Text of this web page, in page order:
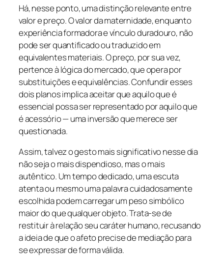
Há, nesse ponto, uma distinção relevante entre
valor e preço. O valor da maternidade, enquanto
experiência formadora e vínculo duradouro, não
pode ser quantificado ou traduzido em
equivalentes materiais. O preço, por sua vez,
pertence à lógica do mercado, que opera por
substituições e equivalências. Confundir esses
dois planos implica aceitar que aquilo que é
essencial possa ser representado por aquilo que
é acessório — uma inversão que merece ser
questionada.
Assim, talvez o gesto mais significativo nesse dia
não seja o mais dispendioso, mas o mais
autêntico. Um tempo dedicado, uma escuta
atenta ou mesmo uma palavra cuidadosamente
escolhida podem carregar um peso simbólico
maior do que qualquer objeto. Trata-se de
restituir à relação seu caráter humano, recusando
a ideia de que o afeto precise de mediação para
se expressar de forma válida.